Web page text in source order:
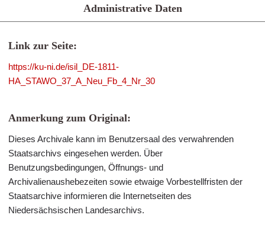
Administrative Daten
Link zur Seite:
https://ku-ni.de/isil_DE-1811-
HA_STAWO_37_A_Neu_Fb_4_Nr_30
Anmerkung zum Original:
Dieses Archivale kann im Benutzersaal des verwahrenden
Staatsarchivs eingesehen werden. Über
Benutzungsbedingungen, Öffnungs- und
Archivalienaushebezeiten sowie etwaige Vorbestellfristen der
Staatsarchive informieren die Internetseiten des
Niedersächsischen Landesarchivs.